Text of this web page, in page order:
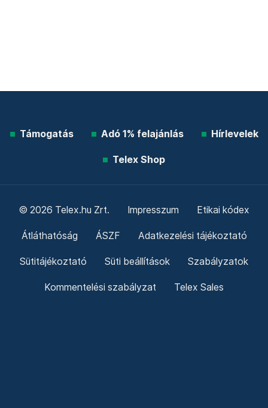
Támogatás Adó 1% felajánlás Hírlevelek
Telex Shop
© 2026 Telex.hu Zrt. Impresszum Etikai kódex
Átláthatóság ÁSZF Adatkezelési tájékoztató
Sütitájékoztató Süti beállítások Szabályzatok
Kommentelési szabályzat Telex Sales